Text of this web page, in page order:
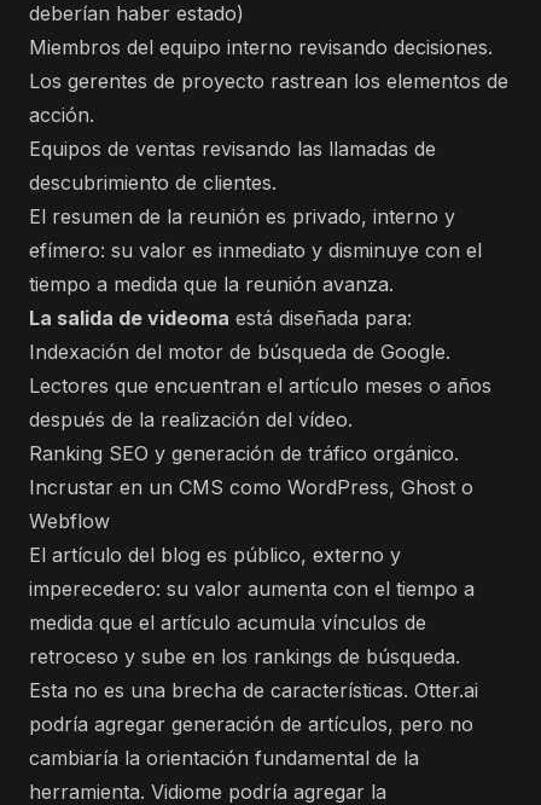
deberían haber estado)
Miembros del equipo interno revisando decisiones.
Los gerentes de proyecto rastrean los elementos de
acción.
Equipos de ventas revisando las llamadas de
descubrimiento de clientes.
El resumen de la reunión es privado, interno y
efímero: su valor es inmediato y disminuye con el
tiempo a medida que la reunión avanza.
La salida de videoma está diseñada para:
Indexación del motor de búsqueda de Google.
Lectores que encuentran el artículo meses o años
después de la realización del vídeo.
Ranking SEO y generación de tráfico orgánico.
Incrustar en un CMS como WordPress, Ghost o
Webflow
El artículo del blog es público, externo y
imperecedero: su valor aumenta con el tiempo a
medida que el artículo acumula vínculos de
retroceso y sube en los rankings de búsqueda.
Esta no es una brecha de características. Otter.ai
podría agregar generación de artículos, pero no
cambiaría la orientación fundamental de la
herramienta. Vidiome podría agregar la